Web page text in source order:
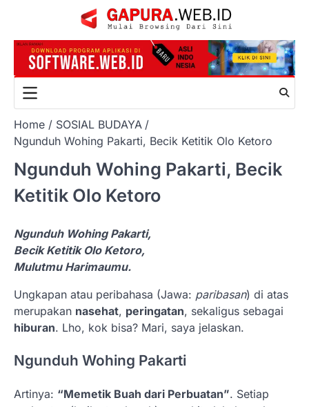
content
Home
SOSIAL BUDAYA
Ngunduh Wohing Pakarti, Becik Ketitik Olo Ketoro
Ngunduh Wohing Pakarti, Becik
Ketitik Olo Ketoro
Ngunduh Wohing Pakarti,
Becik Ketitik Olo Ketoro,
Mulutmu Harimaumu.
Ungkapan atau peribahasa (Jawa: paribasan) di atas
merupakan nasehat, peringatan, sekaligus sebagai
hiburan. Lho, kok bisa? Mari, saya jelaskan.
Ngunduh Wohing Pakarti
Artinya: “Memetik Buah dari Perbuatan”. Setiap